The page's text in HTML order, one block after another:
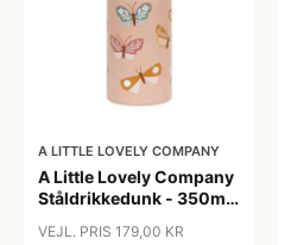
A LITTLE LOVELY COMPANY
A Little Lovely Company
Ståldrikkedunk - 350ml
VEJL. PRIS 179,00 KR